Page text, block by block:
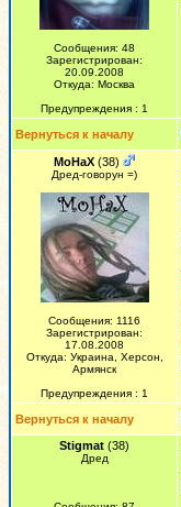
Сообщения: 48
Зарегистрирован:
20.09.2008
Откуда: Москва
Предупреждения : 1
Вернуться к началу
MoHaX (38)
Дред-говорун =)
Сообщения: 1116
Зарегистрирован:
17.08.2008
Откуда: Украина, Херсон,
Армянск
Предупреждения : 1
Вернуться к началу
Stigmat (38)
Дред